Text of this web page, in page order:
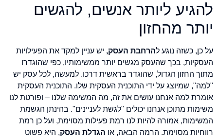
להגיע ליותר אנשים, להגשים
יותר מהחזון
על כן, כשזה נוגע להרחבת העסק, יש עניין למקד את הפעילויות
העסקיות, בכך שהעסק מגשים יותר ממשימותיו, כפי שהוגדרו
מתוך החזון הגדול, שהוגדר בראשית דרכו. למעשה, לכל עסק יש
"למה", שמיוצג על ידי התוכנית העסקית שלו. התוכנית העסקית
אומרת למה אנחנו עושים את זה, מה המשימה שלנו – ופורטת לנו
משימות מתוכן אנחנו יכולים "לגשת לעניינים". בהינתן הגשמת
המשימות, אמורה להיות לנו רמת פעילות מסוימת, ועל כן רמת
רווחיות מסוימת. הרמה הבאה, או הגדלת העסק, היא פשוט